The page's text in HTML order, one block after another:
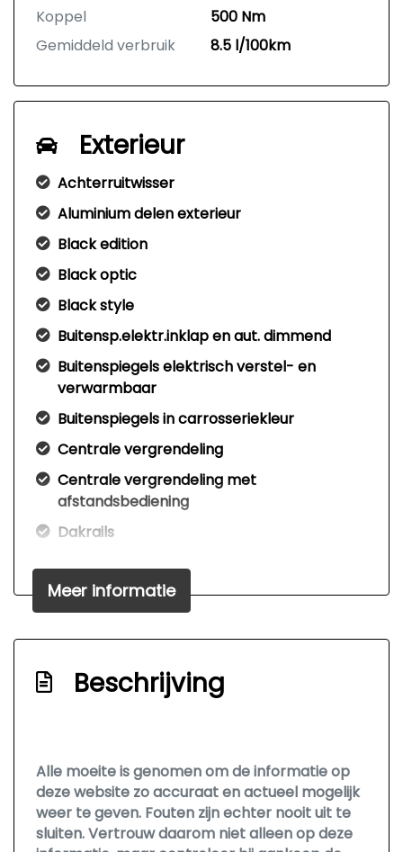
Koppel
500 Nm
Gemiddeld verbruik
8.5 l/100km
Exterieur
Achterruitwisser
Aluminium delen exterieur
Black edition
Black optic
Black style
Buitensp.elektr.inklap en aut. dimmend
Buitenspiegels elektrisch verstel- en
verwarmbaar
Buitenspiegels in carrosseriekleur
Centrale vergrendeling
Centrale vergrendeling met
afstandsbediening
Dakrails
Dimlichten automatisch
Extra getint glas achter
Kleur zwart
Led achterlichten
Led dagrijverlichting
Meer informatie
Beschrijving
Alle moeite is genomen om de informatie op
deze website zo accuraat en actueel mogelijk
weer te geven. Fouten zijn echter nooit uit te
sluiten. Vertrouw daarom niet alleen op deze